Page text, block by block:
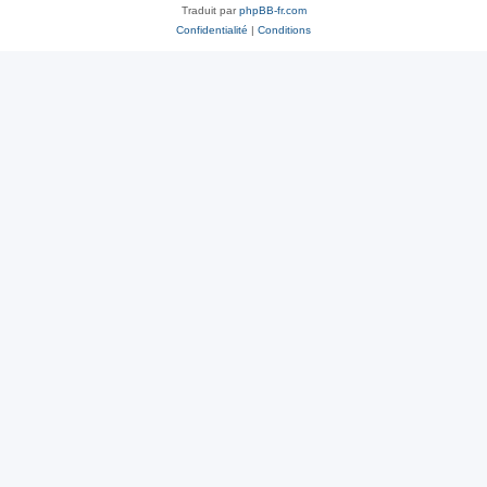
Traduit parphpBB-fr.com
Confidentialité | Conditions